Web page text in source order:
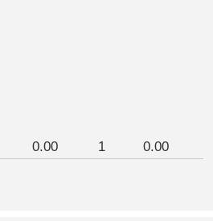
0.00 1 0.00